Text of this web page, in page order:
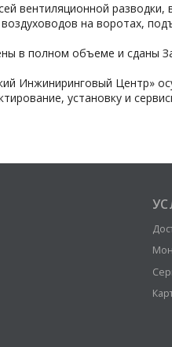
вентиляционной
на воротах,
в полном объеме и сданы
Инжиниринговый Центр»
установку и